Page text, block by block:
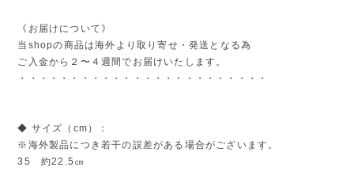
《お届けについて》
当shopの商品は海外より取り寄せ・発送となる為
ご入金から２〜４週間でお届けいたします。
・・・・・・・・・・・・・・・・・・・・・・・・
◆ サイズ（cm）：
※海外製品につき若干の誤差がある場合がございます。
35 約22.5㎝